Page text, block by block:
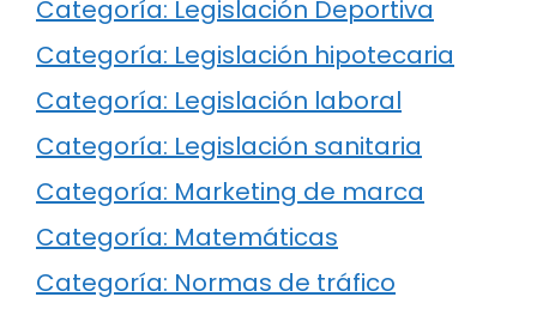
Categoría: Legislación Deportiva
Categoría: Legislación hipotecaria
Categoría: Legislación laboral
Categoría: Legislación sanitaria
Categoría: Marketing de marca
Categoría: Matemáticas
Categoría: Normas de tráfico